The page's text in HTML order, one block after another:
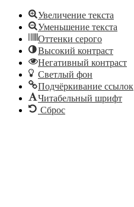
Увеличение текста
Уменьшение текста
Оттенки серого
Высокий контраст
Негативный контраст
Светлый фон
Подчёркивание ссылок
Читабельный шрифт
Сброс